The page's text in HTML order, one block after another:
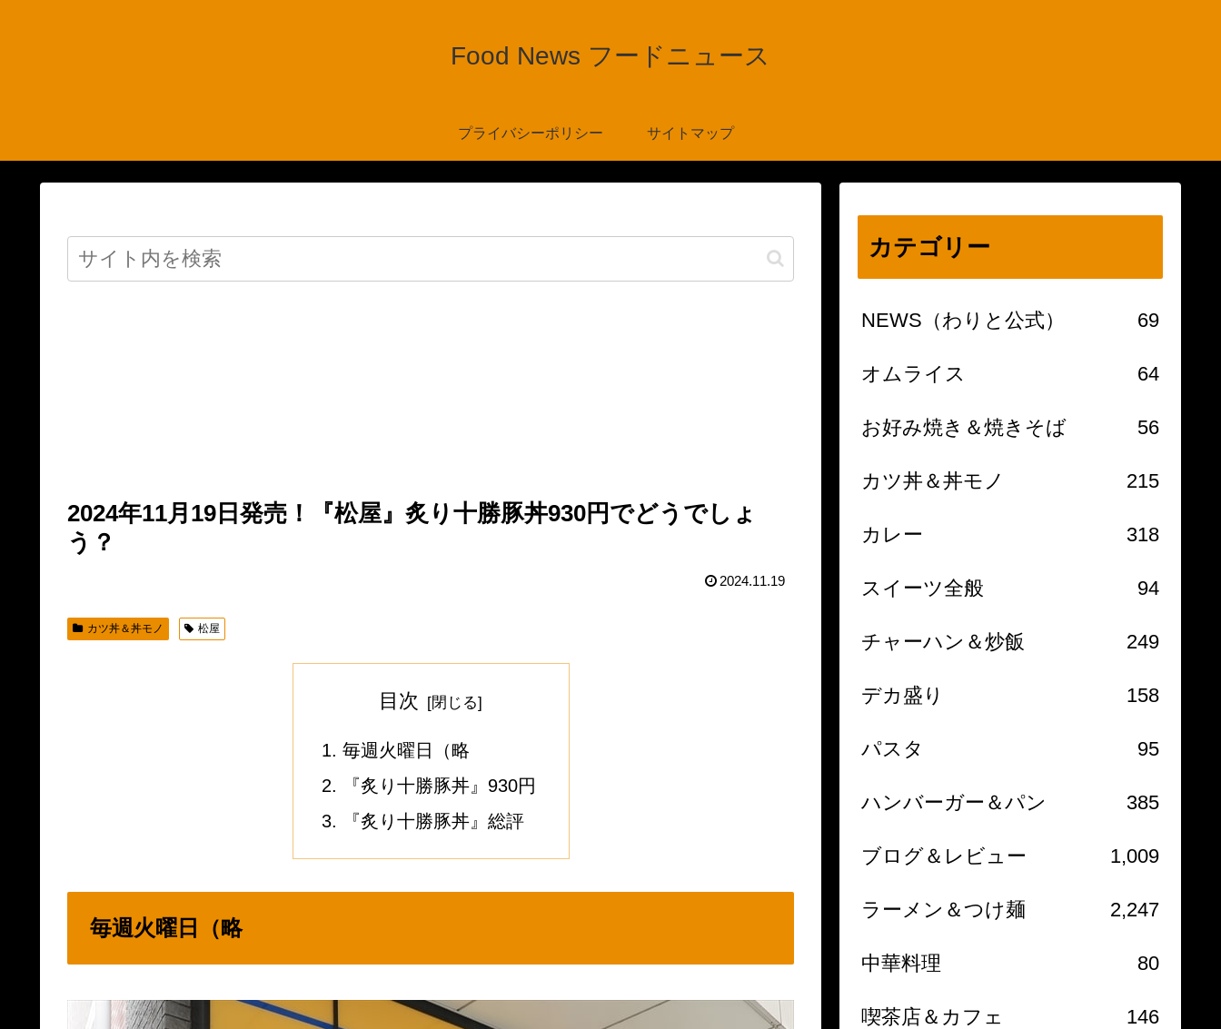
Food News フードニュース
プライバシーポリシー サイトマップ
2024年11月19日発売！『松屋』炙り十勝豚丼930円でどうでしょ
う？
2024.11.19
カツ丼＆丼モノ 松屋
目次
毎週火曜日（略
『炙り十勝豚丼』930円
『炙り十勝豚丼』総評
毎週火曜日（略
カテゴリー
NEWS（わりと公式） 69
オムライス 64
お好み焼き＆焼きそば 56
カツ丼＆丼モノ 215
カレー 318
スイーツ全般 94
チャーハン＆炒飯 249
デカ盛り 158
パスタ 95
ハンバーガー＆パン 385
ブログ＆レビュー 1,009
ラーメン＆つけ麺 2,247
中華料理 80
喫茶店＆カフェ 146